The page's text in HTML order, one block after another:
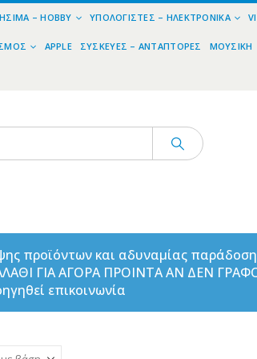
– HOBBY ΥΠΟΛΟΓΙΣΤΈΣ – ΗΛΕΚΤΡΟΝΙΚΆ
APPLE ΣΥΣΚΕΥΈΣ – ΑΝΤΆΠΤΟΡΕΣ ΜΟΥΣΙΚΉ
προϊόντων και αδυναμίας
ΓΙΑ ΑΓΟΡΑ ΠΡΟΙΝΤΑ ΑΝ ΔΕΝ
επικοινωνία